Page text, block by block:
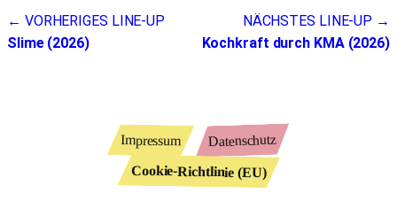
Beitragsnavigation
← VORHERIGES LINE-UP
Slime (2026)
NÄCHSTES LINE-UP →
Kochkraft durch KMA (2026)
Impressum Datenschutz
Cookie-Richtlinie (EU)